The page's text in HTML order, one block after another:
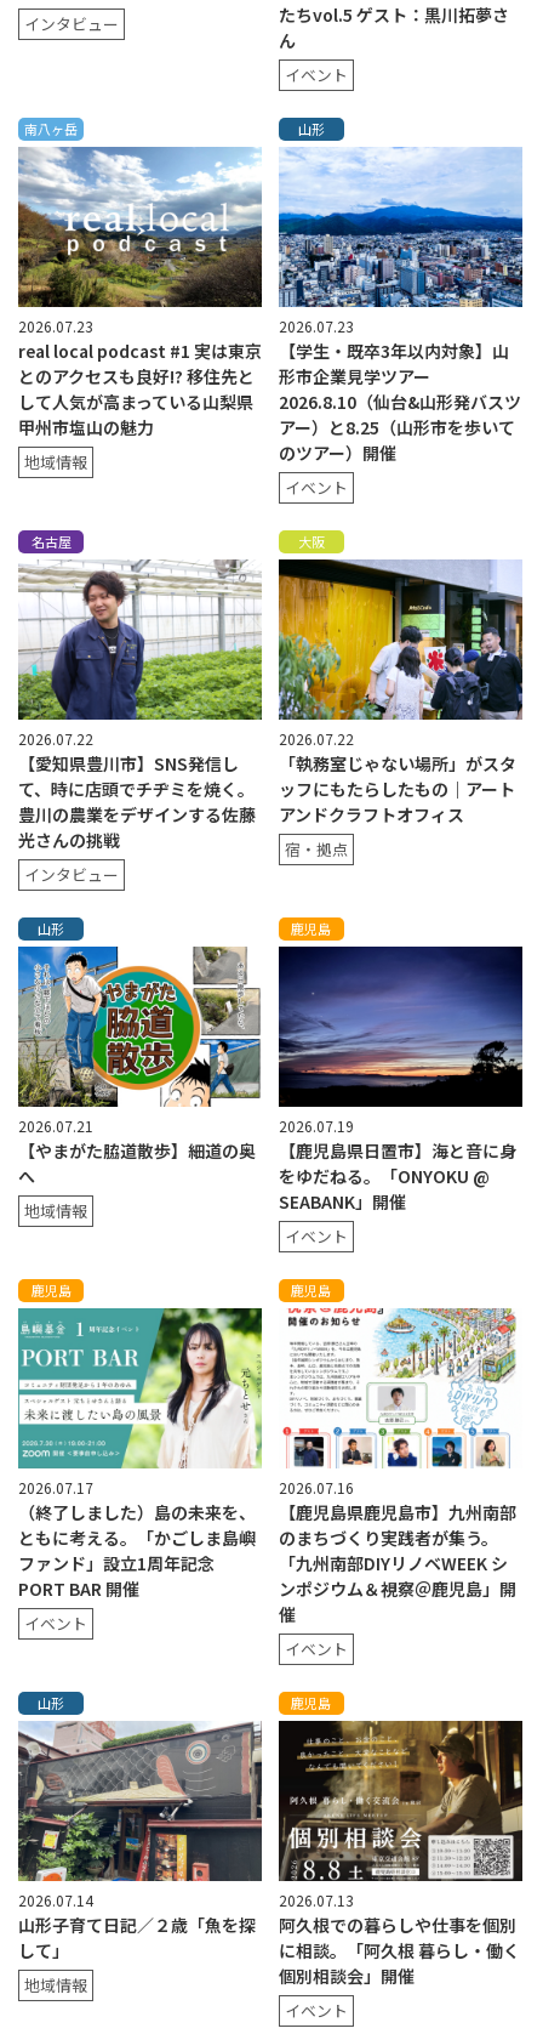
インタビュー
たちvol.5 ゲスト：黒川拓夢さ
ん
イベント
南八ヶ岳
2026.07.23
real local podcast #1 実は東京
とのアクセスも良好!? 移住先と
して人気が高まっている山梨県
甲州市塩山の魅力
地域情報
山形
2026.07.23
【学生・既卒3年以内対象】山
形市企業見学ツアー
2026.8.10（仙台&山形発バスツ
アー）と8.25（山形市を歩いて
のツアー）開催
イベント
名古屋
2026.07.22
【愛知県豊川市】SNS発信し
て、時に店頭でチヂミを焼く。
豊川の農業をデザインする佐藤
光さんの挑戦
インタビュー
大阪
2026.07.22
「執務室じゃない場所」がスタ
ッフにもたらしたもの｜アート
アンドクラフトオフィス
宿・拠点
山形
2026.07.21
【やまがた脇道散歩】細道の奥
へ
地域情報
鹿児島
2026.07.19
【鹿児島県日置市】海と音に身
をゆだねる。「ONYOKU @
SEABANK」開催
イベント
鹿児島
2026.07.17
（終了しました）島の未来を、
ともに考える。「かごしま島嶼
ファンド」設立1周年記念
PORT BAR 開催
イベント
鹿児島
2026.07.16
【鹿児島県鹿児島市】九州南部
のまちづくり実践者が集う。
「九州南部DIYリノベWEEK シ
ンポジウム＆視察＠鹿児島」開
催
イベント
山形
2026.07.14
山形子育て日記／２歳「魚を探
して」
地域情報
鹿児島
2026.07.13
阿久根での暮らしや仕事を個別
に相談。「阿久根 暮らし・働く
個別相談会」開催
イベント